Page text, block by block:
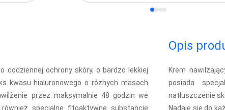
codziennej ochrony skóry, o bardzo lekkiej
kwasu hialuronowego o różnych masach
przez maksymalnie 48 godzin we
specjalne fitoaktywne substancje
Opis
Krem
posiada
natłuszczenie
Nadaje się do